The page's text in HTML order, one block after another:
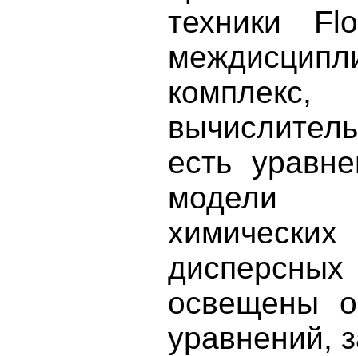
техники
есть
модели
освещены
уравнений,